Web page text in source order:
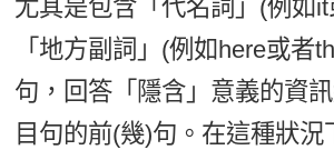
尤其是包含「代名詞」(例如
「地方副詞」(例如here或者
句，回答「隱含」意義的資
目句的前(幾)句。在這種狀況